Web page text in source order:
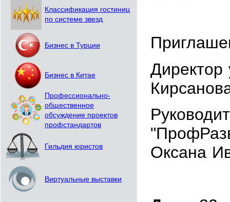
Классификация гостиниц
по системе звезд
Бизнес в Турции
Бизнес в Китае
Профессионально-
общественное
обсуждение проектов
профстандартов
Гильдия юристов
Виртуальные выставки
Оксана